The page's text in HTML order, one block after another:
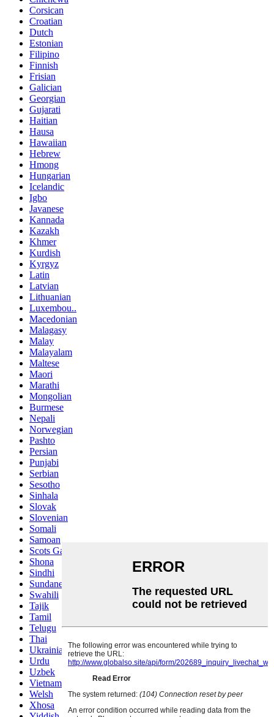
Corsican
Croatian
Dutch
Estonian
Filipino
Finnish
Frisian
Galician
Georgian
Gujarati
Haitian
Hausa
Hawaiian
Hebrew
Hmong
Hungarian
Icelandic
Igbo
Javanese
Kannada
Kazakh
Khmer
Kurdish
Kyrgyz
Latin
Latvian
Lithuanian
Luxembou..
Macedonian
Malagasy
Malay
Malayalam
Maltese
Maori
Marathi
Mongolian
Burmese
Nepali
Norwegian
Pashto
Persian
Punjabi
Serbian
Sesotho
Sinhala
Slovak
Slovenian
Somali
Samoan
Scots Gaelic
Shona
Sindhi
Sundanese
Swahili
Tajik
Tamil
Telugu
Thai
Ukrainian
Urdu
Uzbek
Vietnamese
Welsh
Xhosa